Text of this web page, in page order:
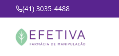
(41) 3035-4488